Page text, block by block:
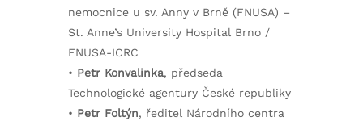
nemocnice u sv. Anny v Brně (FNUSA) –
St. Anne’s University Hospital Brno /
FNUSA-ICRC
• Petr Konvalinka, předseda
Technologické agentury České republiky
• Petr Foltýn, ředitel Národního centra